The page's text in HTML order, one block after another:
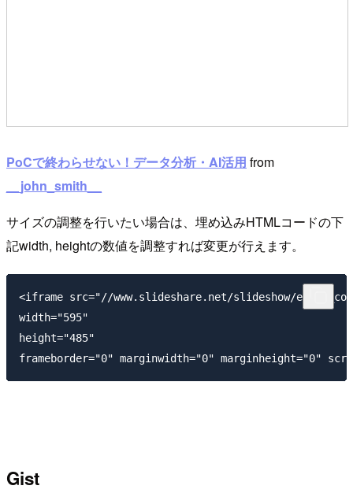
PoCで終わらせない！データ分析・AI活用 from
__john_smith__
サイズの調整を行いたい場合は、埋め込みHTMLコードの下
記width, heightの数値を調整すれば変更が行えます。
<iframe src="//www.slideshare.net/slideshow/
width="595"
height="485"
Gist